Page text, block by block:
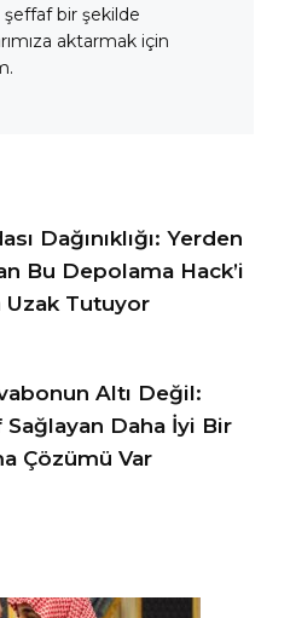
şeffaf bir şekilde
aktarmak için
Dağınıklığı: Yerden
Bu Depolama Hack’i
Uzak Tutuyor
Altı Değil:
Daha İyi Bir
Çözümü Var